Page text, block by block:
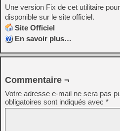
Une version Fix de cet utilitaire
disponible sur le site officiel.
Site Officiel
En savoir plus…
Commentaire ¬
Votre adresse e-mail ne sera pas
obligatoires sont indiqués avec *